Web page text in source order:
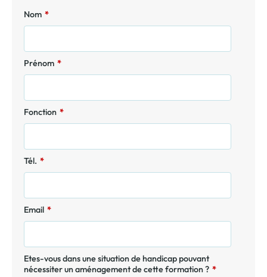
Nom *
Prénom *
Fonction *
Tél. *
Email *
Etes-vous dans une situation de handicap pouvant
nécessiter un aménagement de cette formation ? *